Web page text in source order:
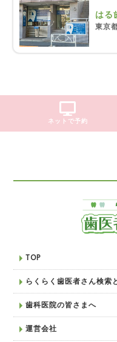
はる
東京
ネットで予約
TOP
らくらく歯医者さん検索
歯科医院の皆さまへ
運営会社